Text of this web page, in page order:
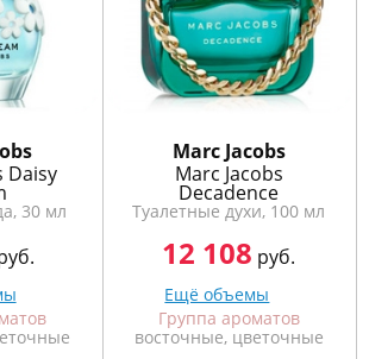
Daisy
30 мл
Marс Jacobs
Marc Jacobs
Decadence
Туалетные духи, 100 мл
12 108 руб.
Ещё объемы
Группа ароматов
восточные, цветочные